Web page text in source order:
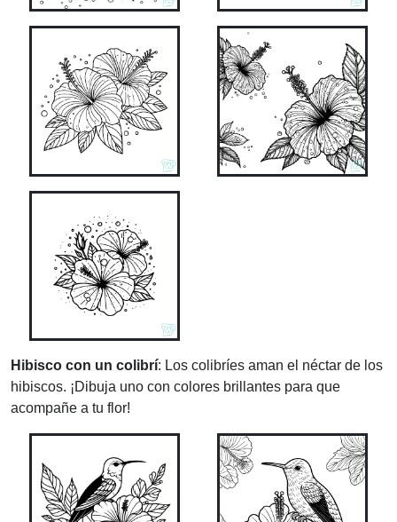
Hibisco con un colibrí: Los colibríes aman el néctar de los
hibiscos. ¡Dibuja uno con colores brillantes para que
acompañe a tu flor!